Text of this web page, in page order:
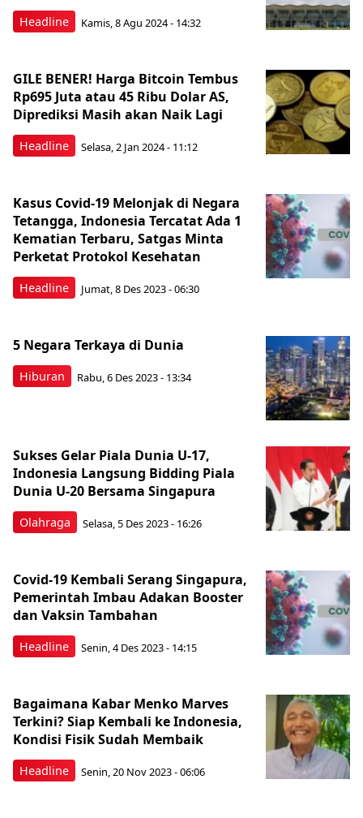
Headline Kamis, 8 Agu 2024 - 14:32
Headline
GILE BENER! Harga Bitcoin Tembus
Rp695 Juta atau 45 Ribu Dolar AS,
Diprediksi Masih akan Naik Lagi
Selasa, 2 Jan 2024 - 11:12
Headline
Kasus Covid-19 Melonjak di Negara
Tetangga, Indonesia Tercatat Ada 1
Kematian Terbaru, Satgas Minta
Perketat Protokol Kesehatan
Jumat, 8 Des 2023 - 06:30
Hiburan
5 Negara Terkaya di Dunia
Rabu, 6 Des 2023 - 13:34
Olahraga
Sukses Gelar Piala Dunia U-17,
Indonesia Langsung Bidding Piala
Dunia U-20 Bersama Singapura
Selasa, 5 Des 2023 - 16:26
Headline
Covid-19 Kembali Serang Singapura,
Pemerintah Imbau Adakan Booster
dan Vaksin Tambahan
Senin, 4 Des 2023 - 14:15
Headline
Bagaimana Kabar Menko Marves
Terkini? Siap Kembali ke Indonesia,
Kondisi Fisik Sudah Membaik
Senin, 20 Nov 2023 - 06:06